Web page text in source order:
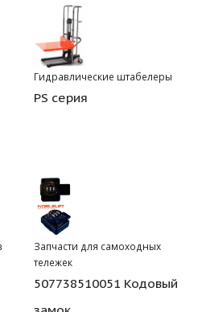
Гидравлические штабелеры
PS серия
Запчасти для самоходных
тележек
507738510051 Кодовый